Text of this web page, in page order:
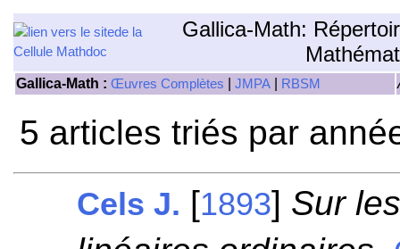
Gallica-Math:
Gallica-Math : Œuvres Complètes JMPA RBSM
5 articles triés par
Cels J. [1893] Sur